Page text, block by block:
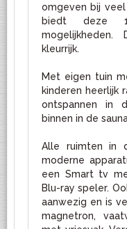
omgeven bij
biedt deze
kleurrijk.
Met eigen tuin
kinderen heerlijk
ontspannen in
binnen in de
Alle ruimten in
moderne
een Smart tv
Blu-ray speler.
aanwezig en is
magnetron,